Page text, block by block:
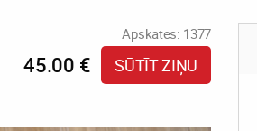
Apskates: 1377
45.00 € SŪTĪT ZIŅU